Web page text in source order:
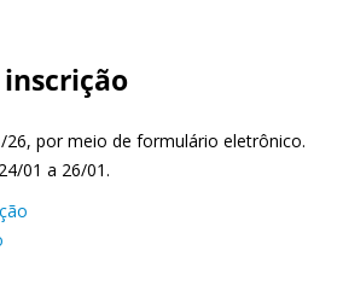
26, por meio de formulário eletrônico.
01 a 26/01.